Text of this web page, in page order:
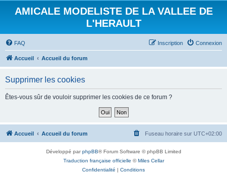
AMICALE MODELISTE DE LA VALLEE DE
L'HERAULT
FAQ Connexion
Inscription
Accueil Accueil du forum
Supprimer les cookies
Êtes-vous sûr de vouloir supprimer les cookies de ce forum ?
Accueil Accueil du forum Fuseau horaire sur UTC+02:00
Développé parphpBB® Forum Software © phpBB Limited
Traduction française officielle ©Miles Cellar
Confidentialité | Conditions